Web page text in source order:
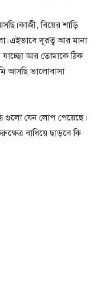
বিয়ের শাড়ি
দূরত্ব আর মানা
যাচ্ছো আর তোমাকে ঠিক
আসছি ভালোবাসা
গুলো যেন লোপ পেয়েছে।
বাধিয়ে ছাড়বে কি